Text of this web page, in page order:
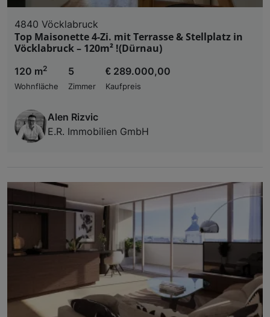
4840 Vöcklabruck
Top Maisonette 4-Zi. mit Terrasse & Stellplatz in
Vöcklabruck – 120m² !(Dürnau)
120 m2
Wohnfläche
5
Zimmer
€ 289.000,00
Kaufpreis
Alen Rizvic
E.R. Immobilien GmbH